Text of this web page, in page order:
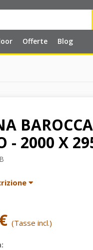
Offerte Blog
- 2000 X
(Tasse incl.)